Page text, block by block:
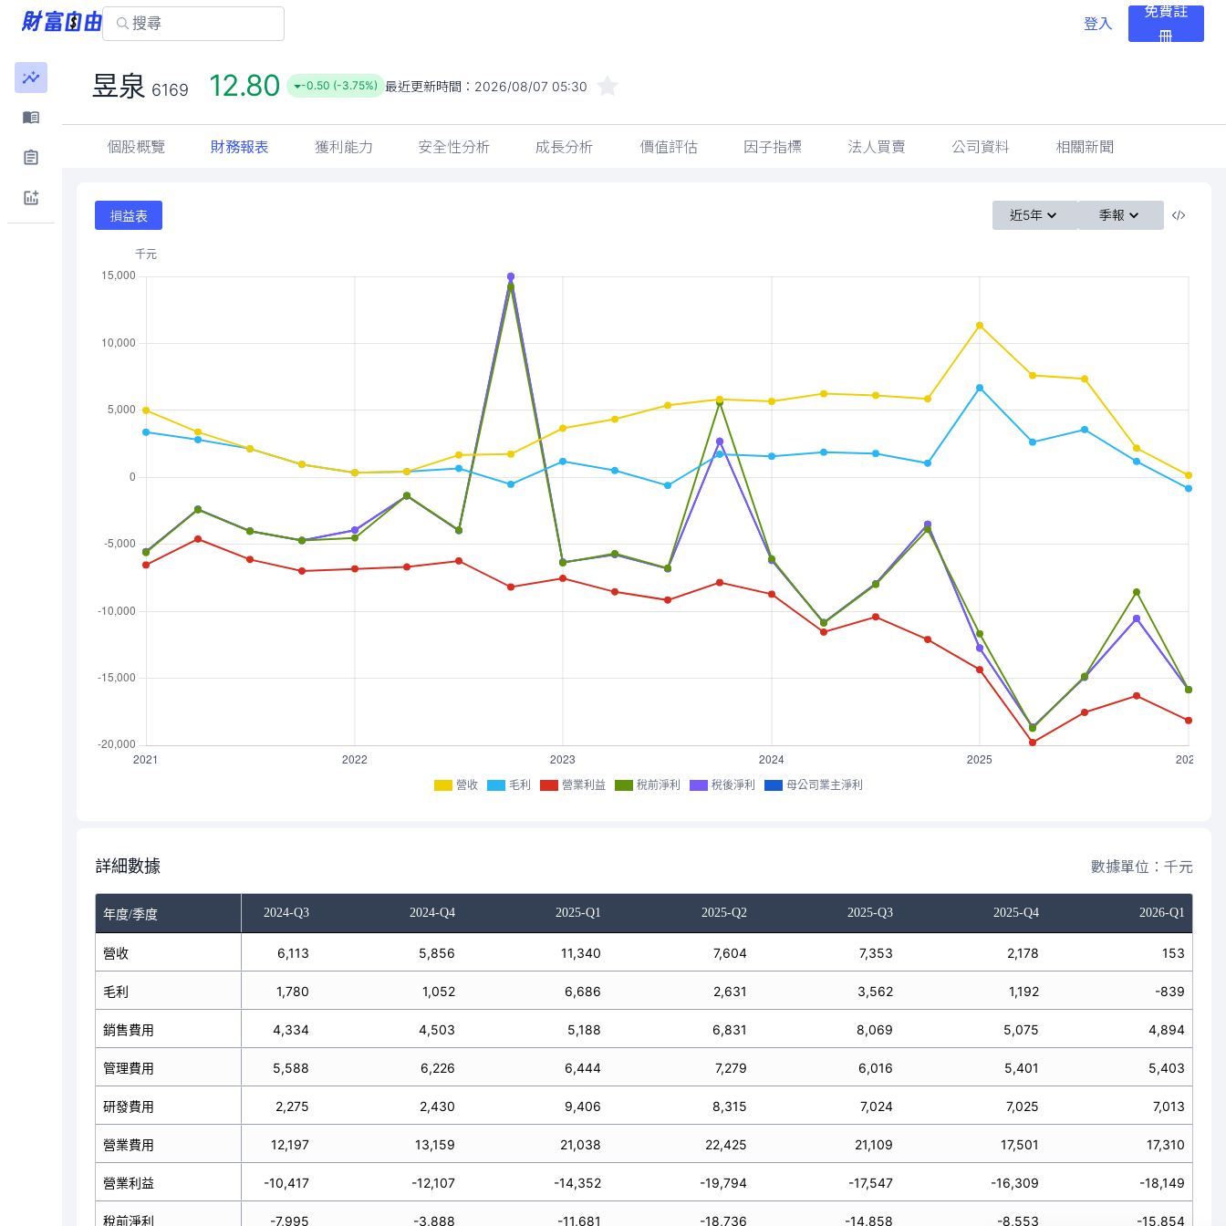
登入
免費註
冊
昱泉 6169 12.80 -0.50 (-3.75%) 最近更新時間： 2026/08/07 05:30
個股概覽 財務報表 獲利能力 安全性分析 成長分析 價值評估 因子指標 法人買賣 公司資料 相關新聞
損益表 近5年 季報
營收 毛利 營業利益 稅前淨利 稅後淨利 母公司業主淨利
詳細數據 數據單位：千元
年度/季度
2024-Q2 2024-Q3 2024-Q4 2025-Q1 2025-Q2 2025-Q3 2025-Q4 2026-Q1
營收
毛利
銷售費用
管理費用
研發費用
營業費用
營業利益
稅前淨利
6,113 5,856 11,340 7,604 7,353 2,178 153
1,780 1,052 6,686 2,631 3,562 1,192 -839
4,436 4,334 4,503 5,188 6,831 8,069 5,075 4,894
6,926 5,588 6,226 6,444 7,279 6,016 5,401 5,403
2,075 2,275 2,430 9,406 8,315 7,024 7,025 7,013
13,437 12,197 13,159 21,038 22,425 21,109 17,501 17,310
-11,556 -10,417 -12,107 -14,352 -19,794 -17,547 -16,309 -18,149
-10,876 -7,995 -3,888 -11,681 -18,736 -14,858 -8,553 -15,854